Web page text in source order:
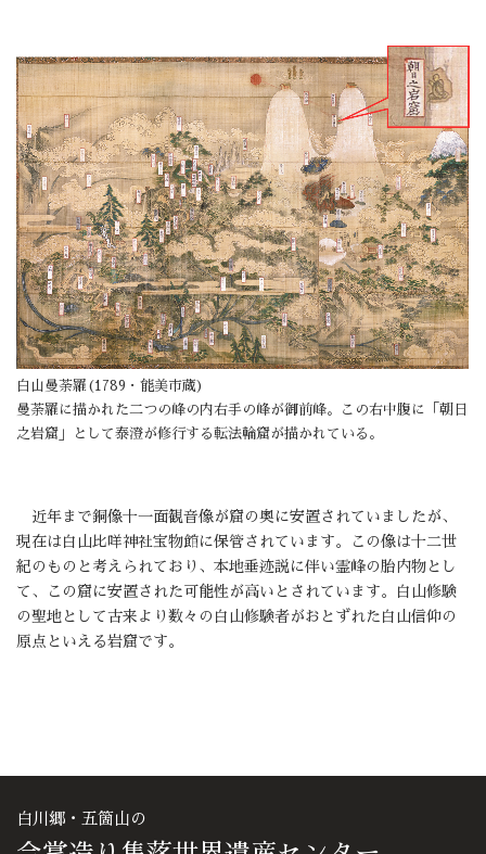
白山曼荼羅(1789・能美市蔵)
曼荼羅に描かれた二つの峰の内右手の峰が御前峰。この右中腹に「朝日
之岩窟」として泰澄が修行する転法輪窟が描かれている。
近年まで銅像十一面観音像が窟の奥に安置されていましたが、
現在は白山比咩神社宝物館に保管されています。この像は十二世
紀のものと考えられており、本地垂迹説に伴い霊峰の胎内物とし
て、この窟に安置された可能性が高いとされています。白山修験
の聖地として古来より数々の白山修験者がおとずれた白山信仰の
原点といえる岩窟です。
白川郷・五箇山の